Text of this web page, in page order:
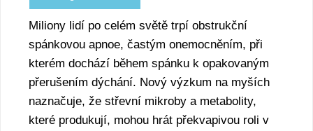
Miliony lidí po celém světě trpí obstrukční
spánkovou apnoe, častým onemocněním, při
kterém dochází během spánku k opakovaným
přerušením dýchání. Nový výzkum na myších
naznačuje, že střevní mikroby a metabolity,
které produkují, mohou hrát překvapivou roli v